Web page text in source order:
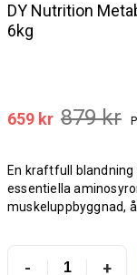
DY Nutrition
6kg
659 kr 879 kr
En kraftfull
essentiella
muskeluppbyggnad,
- +